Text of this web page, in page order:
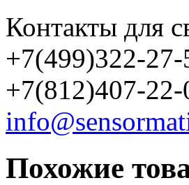
Контакты для
+7(499)322-27-
+7(812)407-22-
Похожие